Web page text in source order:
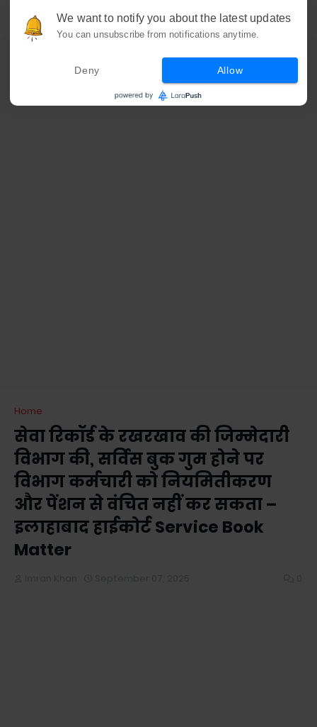
Home
सेवा रिकॉर्ड के रखरखाव की जिम्मेदारी
विभाग की, सर्विस बुक गुम होने पर
विभाग कर्मचारी को नियमितीकरण
और पेंशन से वंचित नहीं कर सकता –
इलाहाबाद हाईकोर्ट Service Book
Matter
We want to notify you about the latest updates
You can unsubscribe from notifications anytime.
Deny Allow